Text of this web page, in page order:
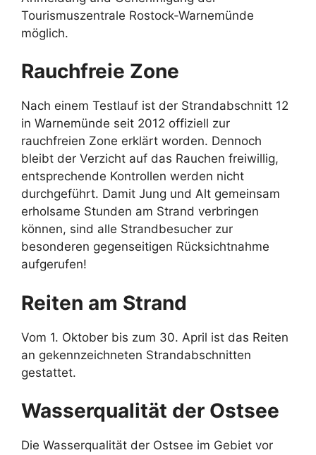
Tourismuszentrale Rostock-Warnemünde
möglich.
Rauchfreie Zone
Nach einem Testlauf ist der Strandabschnitt 12
in Warnemünde seit 2012 offiziell zur
rauchfreien Zone erklärt worden. Dennoch
bleibt der Verzicht auf das Rauchen freiwillig,
entsprechende Kontrollen werden nicht
durchgeführt. Damit Jung und Alt gemeinsam
erholsame Stunden am Strand verbringen
können, sind alle Strandbesucher zur
besonderen gegenseitigen Rücksichtnahme
aufgerufen!
Reiten am Strand
Vom 1. Oktober bis zum 30. April ist das Reiten
an gekennzeichneten Strandabschnitten
gestattet.
Wasserqualität der Ostsee
Die Wasserqualität der Ostsee im Gebiet vor